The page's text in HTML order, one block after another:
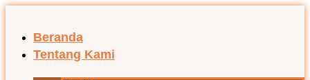
Lewati
kontenBeranda
Tentang Kami